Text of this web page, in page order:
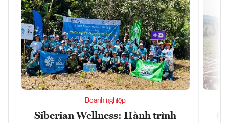
Doanh nghiệp
Siberian Wellness: Hành trình